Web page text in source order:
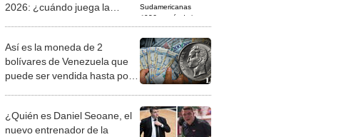
2026: ¿cuándo juega la
Así es la moneda de 2
bolívares de Venezuela que
puede ser vendida hasta por
¿Quién es Daniel Seoane, el
nuevo entrenador de la